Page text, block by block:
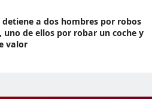
detiene a dos hombres por robos
uno de ellos por robar un coche y
valor